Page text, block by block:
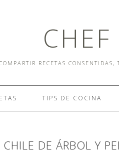
RECETAS
TIPS DE COCINA
DE ÁRBOL Y